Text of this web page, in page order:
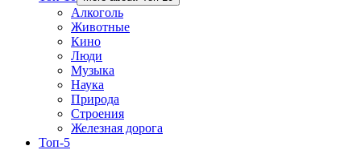
Алкоголь
Животные
Кино
Люди
Музыка
Наука
Природа
Строения
Железная дорога
Топ-5